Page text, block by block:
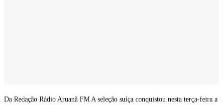
Da Redação Rádio Aruanã FM A seleção suíça conquistou nesta terça-feira a